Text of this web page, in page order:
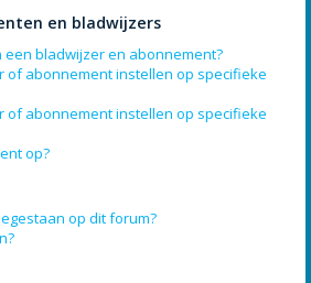
en bladwijzers
een bladwijzer en abonnement?
of abonnement instellen op specifieke
of abonnement instellen op specifieke
op?
op dit forum?